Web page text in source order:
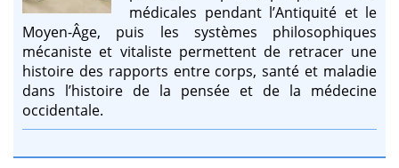
médicales pendant l’Antiquité et le
Moyen-Âge, puis les systèmes philosophiques
mécaniste et vitaliste permettent de retracer une
histoire des rapports entre corps, santé et maladie
dans l’histoire de la pensée et de la médecine
occidentale.